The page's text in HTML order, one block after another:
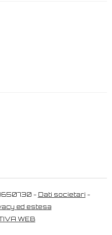
- Dati societari -
ed estesa
WEB